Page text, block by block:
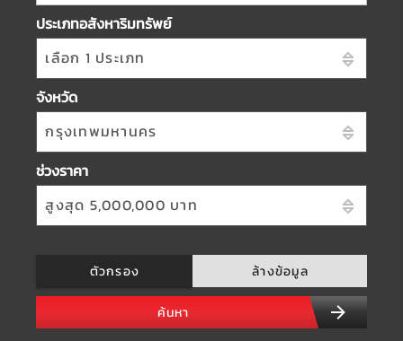
ประเภทอสังหาริมทรัพย์
เลือก 1 ประเภท
จังหวัด
กรุงเทพมหานคร
ช่วงราคา
สูงสุด 5,000,000 บาท
ตัวกรอง ล้างข้อมูล
ค้นหา